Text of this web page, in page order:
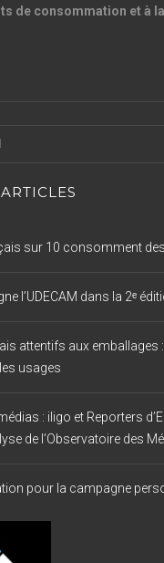
de consommation et à
sur 10 consomment
l’UDECAM dans la 2ᵉ
attentifs aux emballages
usages
: iligo et Reporters
de l’Observatoire des
pour la campagne